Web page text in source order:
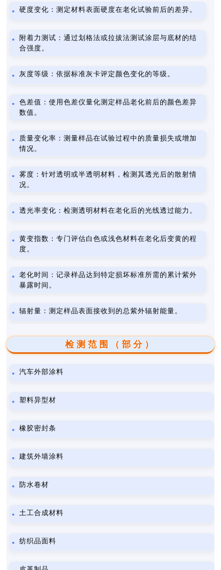
硬度变化：测定材料表面硬度在老化试验前后的差异。
附着力测试：通过划格法或拉拔法测试涂层与底材的结
合强度。
灰度等级：依据标准灰卡评定颜色变化的等级。
色差值：使用色差仪量化测定样品老化前后的颜色差异
数值。
质量变化率：测量样品在试验过程中的质量损失或增加
情况。
雾度：针对透明或半透明材料，检测其透光后的散射情
况。
透光率变化：检测透明材料在老化后的光线透过能力。
黄变指数：专门评估白色或浅色材料在老化后变黄的程
度。
老化时间：记录样品达到特定损坏标准所需的累计紫外
暴露时间。
辐射量：测定样品表面接收到的总紫外辐射能量。
检测范围（部分）
汽车外部涂料
塑料异型材
橡胶密封条
建筑外墙涂料
防水卷材
土工合成材料
纺织品面料